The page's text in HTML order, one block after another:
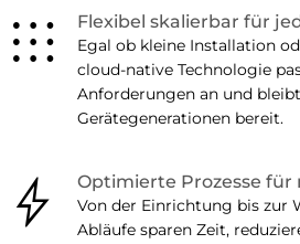
apps Flexibel skalierbar für
Egal ob kleine Installation
cloud-native Technologie
Anforderungen an und
Gerätegenerationen bereit.
Bolt Optimierte Prozesse für
Von der Einrichtung bis zur
Abläufe sparen Zeit,